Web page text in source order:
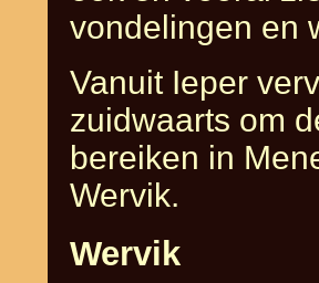
vondelingen en
Vanuit Ieper
zuidwaarts om
bereiken in
Wervik.
Wervik